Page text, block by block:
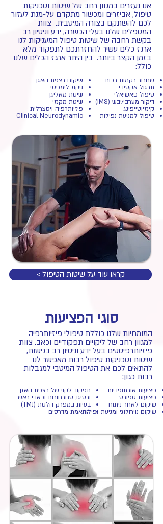
אנו נעזרים במגוון רחב של שיטות וטכניקות
טיפול, אביזרים ומכשור מתקדם על-מנת לעזור
לכם להשתקם בצורה המיטבית. צוות
המטפלים שלנו בעלי הכשרה, ידע וניסיון רב
בקשת רחבה של שיטות טיפול המעניקות לנו
ארגז כלים עשיר להחזרתכם לתפקוד מלא
בזמן הקצר ביותר. בין היתר ארגז הכלים שלנו
כולל:
שיקום רצפת האגן
ניקוז לימפטי
שיטת מאליגן
שיטת מקנזי
​פיזיותרפיה ויסצרלית
Clinical Neurodynamic
שחרור רקמות רכות
תרגול אקטיבי
טיפול פאשיאלי
דיקור מערבי/יבש (IMS)
קינזיוטייפינג
טיפול למניעת נפילות
< קראו עוד על שיטות הטיפול
סוגי הפציעות
המומחיות שלנו כוללת טיפולי פיזיותרפיה
למגוון רחב של ליקויים תפקודיים וכאב. צוות
פיזיותרפיסטים בעל ידע וניסיון רב בגישות,
שיטות וטכניקות טיפול רבות מאפשר לנו
להתאים לכם את הטיפול המיטבי למגבלות
רבות כגון:
תפקוד לקוי של רצפת האגן
ורטיגו, סחרחורות וכאבי ראש
בעיות במפרק הלסת (TMJ)
התאמת מדרסים
פציעות אורתופדיות
פציעות ספורט
שיקום לאחר ניתוח
שיקום נוירולוגי ומניעת נפילות